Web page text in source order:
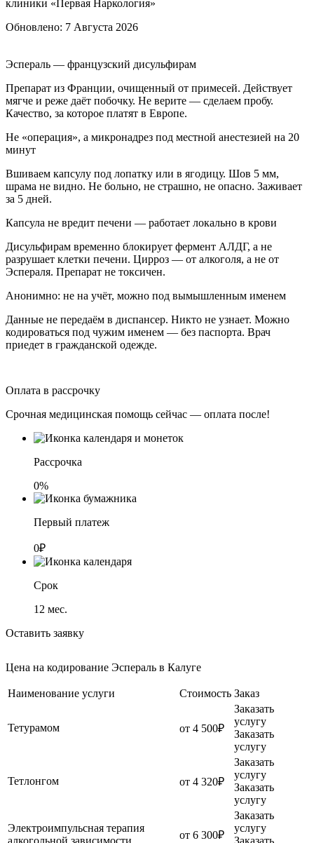
клиники «Первая Наркология»
Обновлено: 7 Августа 2026
Эспераль — французский дисульфирам
Препарат из Франции, очищенный от примесей. Действует
мягче и реже даёт побочку. Не верите — сделаем пробу.
Качество, за которое платят в Европе.
Не «операция», а микронадрез под местной анестезией на 20
минут
Вшиваем капсулу под лопатку или в ягодицу. Шов 5 мм,
шрама не видно. Не больно, не страшно, не опасно. Заживает
за 5 дней.
Капсула не вредит печени — работает локально в крови
Дисульфирам временно блокирует фермент АЛДГ, а не
разрушает клетки печени. Цирроз — от алкоголя, а не от
Эспераля. Препарат не токсичен.
Анонимно: не на учёт, можно под вымышленным именем
Данные не передаём в диспансер. Никто не узнает. Можно
кодироваться под чужим именем — без паспорта. Врач
приедет в гражданской одежде.
Оплата в рассрочку
Срочная медицинская помощь сейчас — оплата после!
Рассрочка
0%
Первый платеж
0₽
Срок
12 мес.
Оставить заявку
Цена на кодирование Эспераль в Калуге
Наименование услуги Стоимость Заказ
Тетурамом от 4 500₽
Заказать
услугу
Заказать
услугу
Тетлонгом от 4 320₽
Заказать
услугу
Заказать
услугу
Электроимпульсная терапия
алкогольной зависимости
от 6 300₽
Заказать
услугу
Заказать